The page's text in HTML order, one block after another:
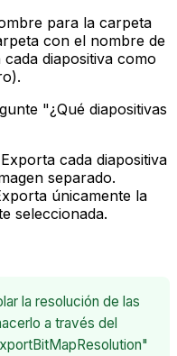
para la carpeta
con el nombre de
diapositiva como
"¿Qué diapositivas
cada diapositiva
separado.
únicamente la
seleccionada.
la resolución de las
a través del